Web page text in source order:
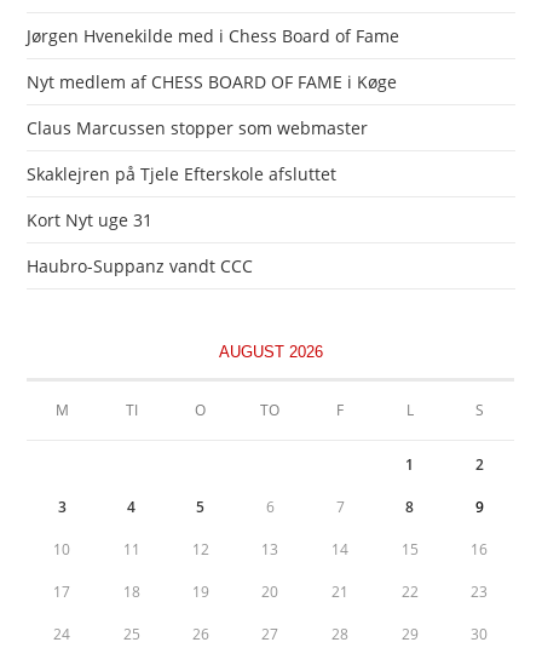
Jørgen Hvenekilde med i Chess Board of Fame
Nyt medlem af CHESS BOARD OF FAME i Køge
Claus Marcussen stopper som webmaster
Skaklejren på Tjele Efterskole afsluttet
Kort Nyt uge 31
Haubro-Suppanz vandt CCC
AUGUST 2026
M TI O TO F L S
1 2
3 4 5 6 7 8 9
10 11 12 13 14 15 16
17 18 19 20 21 22 23
24 25 26 27 28 29 30